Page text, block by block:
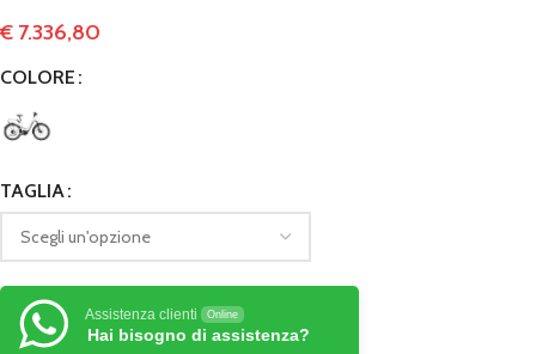
€ 7.336,80
COLORE
TAGLIA
Assistenza clienti Online
Hai bisogno di assistenza?